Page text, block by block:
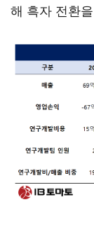
해 흑자 전환